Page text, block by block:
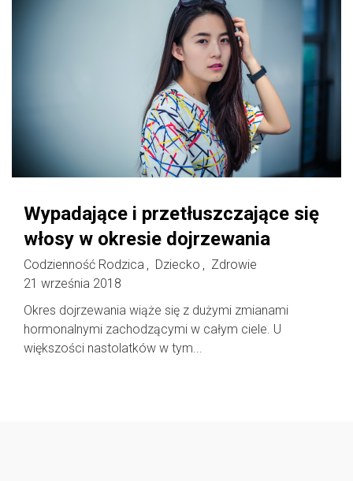
Wypadające i przetłuszczające się
włosy w okresie dojrzewania
Codzienność Rodzica Dziecko
Zdrowie
21 września 2018
Okres dojrzewania wiąże się z dużymi zmianami
hormonalnymi zachodzącymi w całym ciele. U
większości nastolatków w tym...